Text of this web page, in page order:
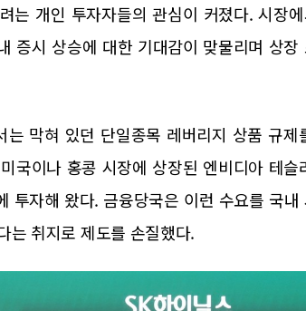
는 개인 투자자들의 관심이 커졌다. 시장
증시 상승에 대한 기대감이 맞물리며 상장
막혀 있던 단일종목 레버리지 상품 규제
국이나 홍콩 시장에 상장된 엔비디아 테슬
투자해 왔다. 금융당국은 이런 수요를 국내
는 취지로 제도를 손질했다.